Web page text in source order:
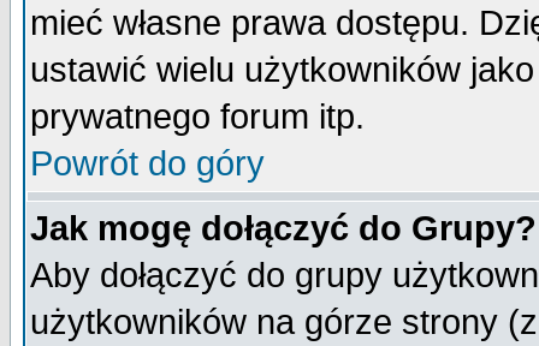
mieć własne prawa dostępu.
ustawić wielu użytkowników
prywatnego forum itp.
Powrót do góry
Jak mogę dołączyć do Grupy?
Aby dołączyć do grupy
użytkowników na górze strony